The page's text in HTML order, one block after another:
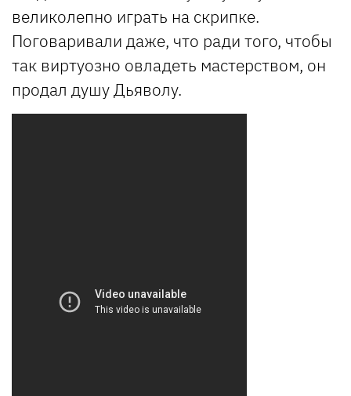
великолепно играть на скрипке.
Поговаривали даже, что ради того, чтобы
так виртуозно овладеть мастерством, он
продал душу Дьяволу.